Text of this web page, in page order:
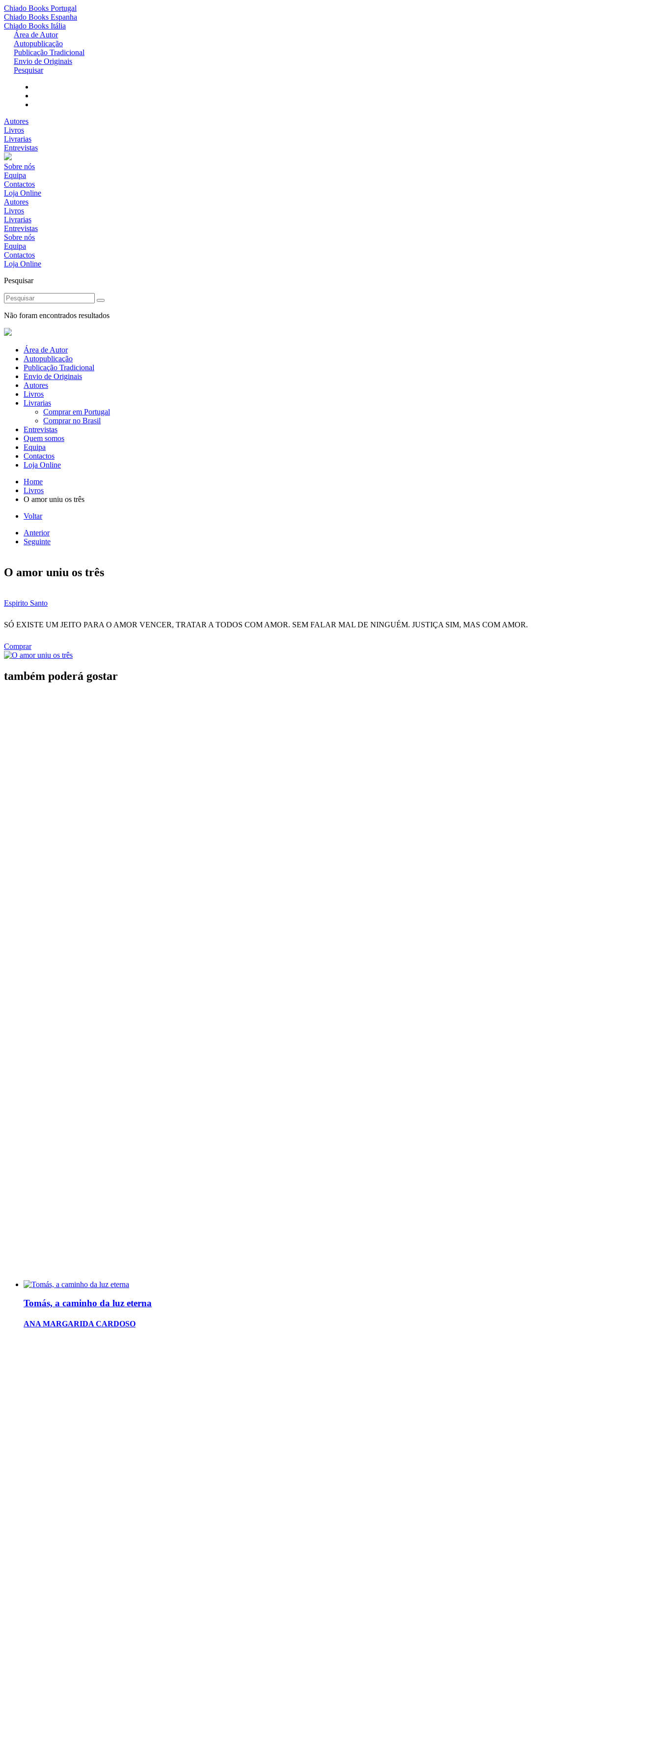
Chiado Books Portugal
Chiado Books Espanha
Chiado Books Itália
Área de Autor
Autopublicação
Publicação Tradicional
Envio de Originais
Pesquisar
Autores
Livros
Livrarias
Entrevistas
Sobre nós
Equipa
Contactos
Loja Online
Autores
Livros
Livrarias
Entrevistas
Sobre nós
Equipa
Contactos
Loja Online
Pesquisar
Não foram encontrados resultados
Área de Autor
Autopublicação
Publicação Tradicional
Envio de Originais
Autores
Livros
Livrarias
Comprar em Portugal
Comprar no Brasil
Entrevistas
Quem somos
Equipa
Contactos
Loja Online
Home
Livros
O amor uniu os três
Voltar
Anterior
Seguinte
O amor uniu os três
Espirito Santo
SÓ EXISTE UM JEITO PARA O AMOR VENCER, TRATAR A TODOS COM AMOR. SEM FALAR MAL DE NINGUÉM. JUSTIÇA SIM, MAS COM AMOR.
Comprar
também poderá gostar
Tomás, a caminho da luz eterna
ANA MARGARIDA CARDOSO